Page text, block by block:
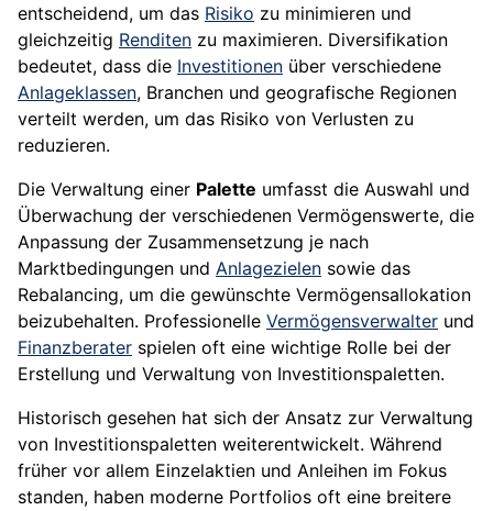
entscheidend, um das Risiko zu minimieren und
gleichzeitig Renditen zu maximieren. Diversifikation
bedeutet, dass die Investitionen über verschiedene
Anlageklassen, Branchen und geografische Regionen
verteilt werden, um das Risiko von Verlusten zu
reduzieren.
Die Verwaltung einer Palette umfasst die Auswahl und
Überwachung der verschiedenen Vermögenswerte, die
Anpassung der Zusammensetzung je nach
Marktbedingungen und Anlagezielen sowie das
Rebalancing, um die gewünschte Vermögensallokation
beizubehalten. Professionelle Vermögensverwalter und
Finanzberater spielen oft eine wichtige Rolle bei der
Erstellung und Verwaltung von Investitionspaletten.
Historisch gesehen hat sich der Ansatz zur Verwaltung
von Investitionspaletten weiterentwickelt. Während
früher vor allem Einzelaktien und Anleihen im Fokus
standen, haben moderne Portfolios oft eine breitere